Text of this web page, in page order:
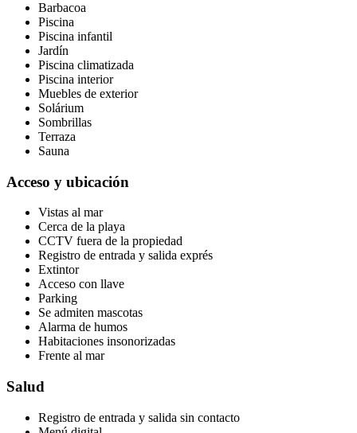
Barbacoa
Piscina
Piscina infantil
Jardín
Piscina climatizada
Piscina interior
Muebles de exterior
Solárium
Sombrillas
Terraza
Sauna
Acceso y ubicación
Vistas al mar
Cerca de la playa
CCTV fuera de la propiedad
Registro de entrada y salida exprés
Extintor
Acceso con llave
Parking
Se admiten mascotas
Alarma de humos
Habitaciones insonorizadas
Frente al mar
Salud
Registro de entrada y salida sin contacto